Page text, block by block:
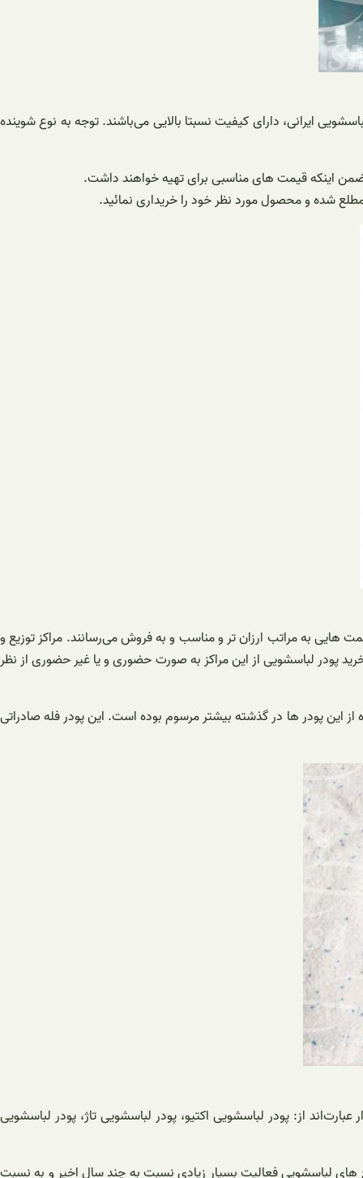
ایرانی، دارای کیفیت نسبتا بالایی می‌باشند. توجه به نوع شوینده
ضمن اینکه قیمت‌ های مناسبی برای تهیه خواهند داشت.
شده و محصول مورد نظر خود را خریداری نمائید.
به مراتب ارزان تر و مناسب و به فروش می‌رسانند. مراکز توزیع و
پودر لباسشویی از این مراکز به صورت حضوری و یا غیر حضوری از نظر
این پودر‌ ها در گذشته‌ بیشتر مرسوم بوده است. این پودر فله صادراتی
از: پودر لباسشویی اکتیو، پودر لباسشویی تاژ، پودر لباسشویی
های لباسشویی فعالیت بسیار زیادی نسبت به چند سال اخیر و به نسبت